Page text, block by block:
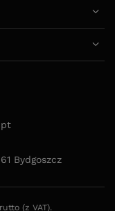
Bydgoszcz
(z VAT).